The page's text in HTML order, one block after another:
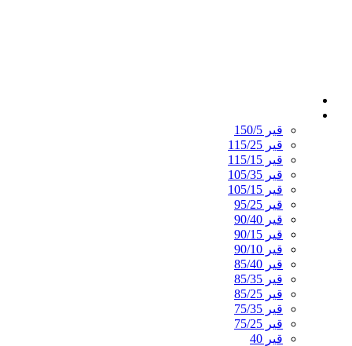
قیر 150/5
قیر 115/25
قیر 115/15
قیر 105/35
قیر 105/15
قیر 95/25
قیر 90/40
قیر 90/15
قیر 90/10
قیر 85/40
قیر 85/35
قیر 85/25
قیر 75/35
قیر 75/25
قیر 40